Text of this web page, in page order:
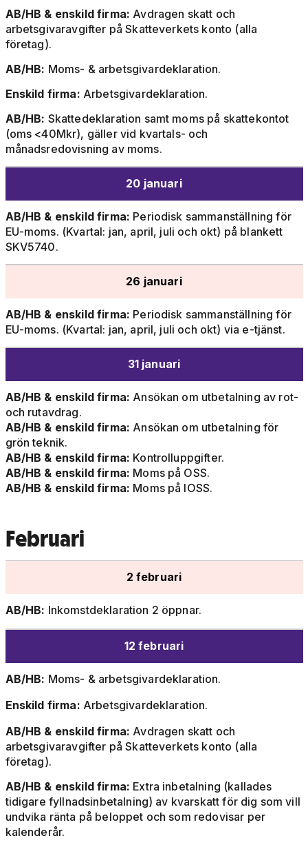
AB/HB & enskild firma: Avdragen skatt och
arbetsgivaravgifter på Skatteverkets konto (alla
företag).
AB/HB: Moms- & arbetsgivardeklaration.
Enskild firma: Arbetsgivardeklaration.
AB/HB: Skattedeklaration samt moms på skattekontot
(oms <40Mkr), gäller vid kvartals- och
månadsredovisning av moms.
20 januari
AB/HB & enskild firma: Periodisk sammanställning för
EU-moms. (Kvartal: jan, april, juli och okt) på blankett
SKV5740.
26 januari
AB/HB & enskild firma: Periodisk sammanställning för
EU-moms. (Kvartal: jan, april, juli och okt) via e-tjänst.
31 januari
AB/HB & enskild firma: Ansökan om utbetalning av rot-
och rutavdrag.
AB/HB & enskild firma: Ansökan om utbetalning för
grön teknik.
AB/HB & enskild firma: Kontrolluppgifter.
AB/HB & enskild firma: Moms på OSS.
AB/HB & enskild firma: Moms på IOSS.
Februari
2 februari
AB/HB: Inkomstdeklaration 2 öppnar.
12 februari
AB/HB: Moms- & arbetsgivardeklaration.
Enskild firma: Arbetsgivardeklaration.
AB/HB & enskild firma: Avdragen skatt och
arbetsgivaravgifter på Skatteverkets konto (alla
företag).
AB/HB & enskild firma: Extra inbetalning (kallades
tidigare fyllnadsinbetalning) av kvarskatt för dig som vill
undvika ränta på beloppet och som redovisar per
kalenderår.